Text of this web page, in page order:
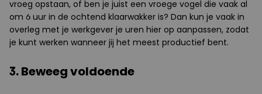
vroeg opstaan, of ben je juist een vroege vogel die vaak al
om 6 uur in de ochtend klaarwakker is? Dan kun je vaak in
overleg met je werkgever je uren hier op aanpassen, zodat
je kunt werken wanneer jij het meest productief bent.
3. Beweeg voldoende